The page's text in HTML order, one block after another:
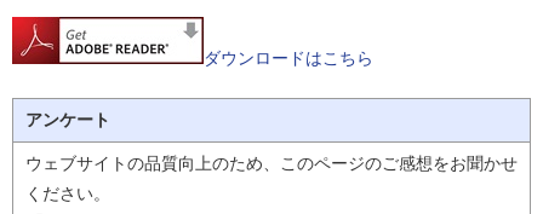
ダウンロードはこちら
アンケート
ウェブサイトの品質向上のため、このページのご感想をお聞かせ
ください。